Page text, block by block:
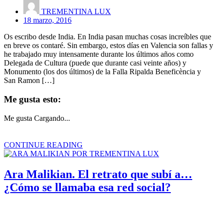
TREMENTINA LUX
18 marzo, 2016
Os escribo desde India. En India pasan muchas cosas increíbles que
en breve os contaré. Sin embargo, estos días en Valencia son fallas y
he trabajado muy intensamente durante los últimos años como
Delegada de Cultura (puede que durante casi veinte años) y
Monumento (los dos últimos) de la Falla Ripalda Beneficència y
San Ramon […]
Me gusta esto:
Me gusta Cargando...
CONTINUE READING
Ara Malikian. El retrato que subí a…
¿Cómo se llamaba esa red social?